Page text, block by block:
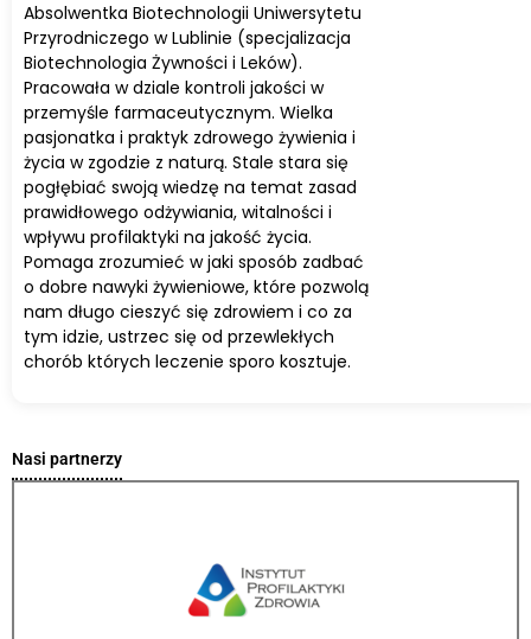
Absolwentka Biotechnologii Uniwersytetu
Przyrodniczego w Lublinie (specjalizacja
Biotechnologia Żywności i Leków).
Pracowała w dziale kontroli jakości w
przemyśle farmaceutycznym. Wielka
pasjonatka i praktyk zdrowego żywienia i
życia w zgodzie z naturą. Stale stara się
pogłębiać swoją wiedzę na temat zasad
prawidłowego odżywiania, witalności i
wpływu profilaktyki na jakość życia.
Pomaga zrozumieć w jaki sposób zadbać
o dobre nawyki żywieniowe, które pozwolą
nam długo cieszyć się zdrowiem i co za
tym idzie, ustrzec się od przewlekłych
chorób których leczenie sporo kosztuje.
Nasi partnerzy